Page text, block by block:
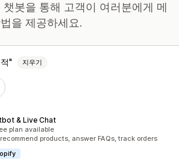
봇을 통해 고객이 여러분에게 메
을 제공하세요.
지우기
& Live Chat
plan available
products, answer FAQs, track orders